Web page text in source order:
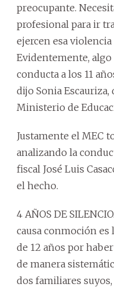
preocupante.
profesional para ir
ejercen esa
Evidentemente, algo
conducta a los 11
dijo Sonia
Ministerio de
Justamente el MEC
analizando la
fiscal José Luis
el hecho.
4 AÑOS DE
causa conmoción
de 12 años por
de manera
dos familiares